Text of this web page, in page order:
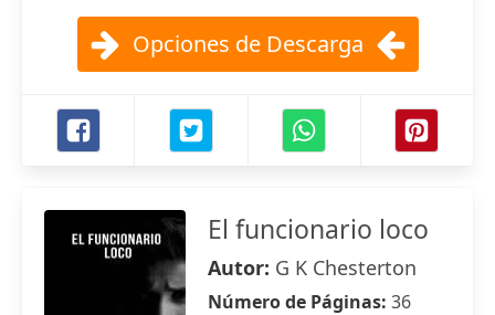
Opciones de Descarga
El funcionario loco
Autor: G K Chesterton
Número de Páginas: 36